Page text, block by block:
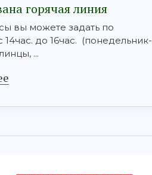
горячая линия
вы можете задать по
до 16час. (понедельник-
...